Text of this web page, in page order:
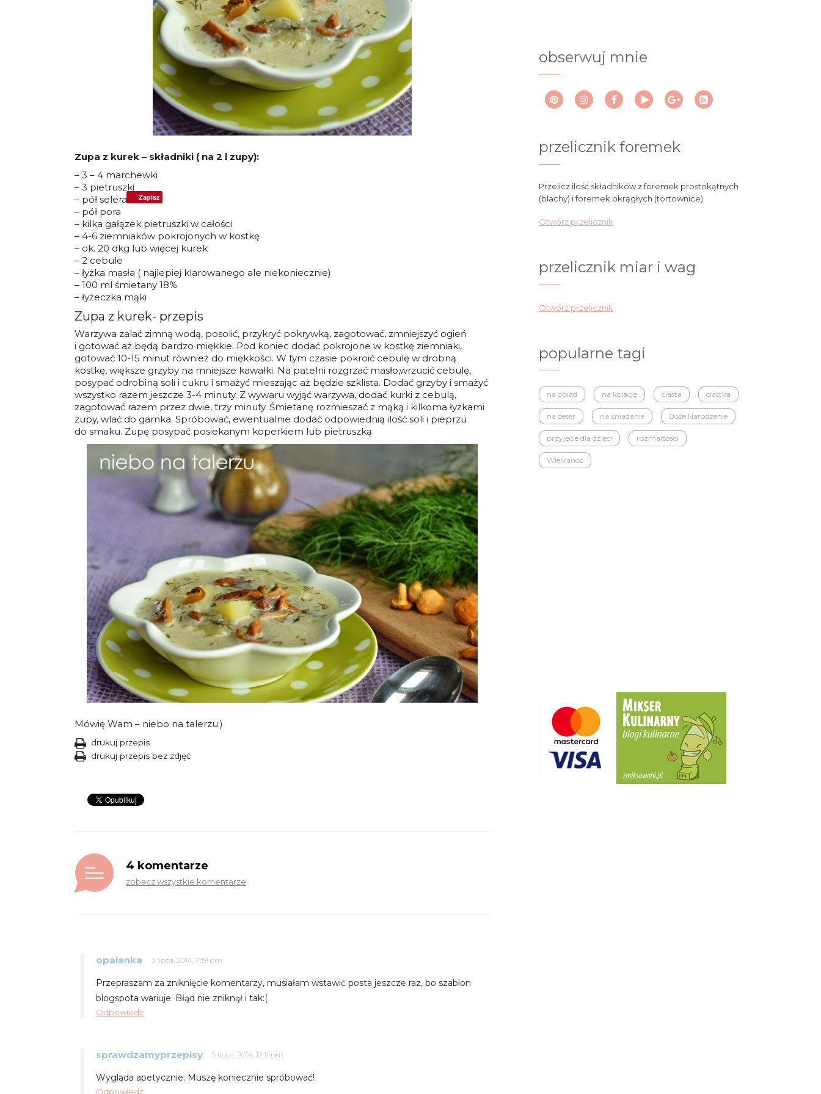
Zupa z kurek – składniki ( na 2 l zupy):
– 3 – 4 marchewki
– 3 pietruszki
– pół selera
– pół pora
– kilka gałązek pietruszki w całości
– 4-6 ziemniaków pokrojonych w kostkę
– ok. 20 dkg lub więcej kurek
– 2 cebule
– łyżka masła ( najlepiej klarowanego ale niekoniecznie)
– 100 ml śmietany 18%
– łyżeczka mąki
Zupa z kurek- przepis
Warzywa zalać zimną wodą, posolić, przykryć pokrywką, zagotować, zmniejszyć ogień
i gotować aż będą bardzo miękkie. Pod koniec dodać pokrojone w kostkę ziemniaki,
gotować 10-15 minut również do miękkości. W tym czasie pokroić cebulę w drobną
kostkę, większe grzyby na mniejsze kawałki. Na patelni rozgrzać masło,wrzucić cebulę,
posypać odrobiną soli i cukru i smażyć mieszając aż będzie szklista. Dodać grzyby i smażyć
wszystko razem jeszcze 3-4 minuty. Z wywaru wyjąć warzywa, dodać kurki z cebulą,
zagotować razem przez dwie, trzy minuty. Śmietanę rozmieszać z mąką i kilkoma łyżkami
zupy, wlać do garnka. Spróbować, ewentualnie dodać odpowiednią ilość soli i pieprzu
do smaku. Zupę posypać posiekanym koperkiem lub pietruszką.
Mówię Wam – niebo na talerzu:)
Zapisz
drukuj przepis
drukuj przepis bez zdjęć
4 komentarze
zobacz wszystkie komentarze
opalanka 3 lipca, 2014, 7:19 pm
Przepraszam za zniknięcie komentarzy, musiałam wstawić posta jeszcze raz, bo szablon
blogspota wariuje. Błąd nie zniknął i tak:(
Odpowiedz
sprawdzamyprzepisy 5 lipca, 2014, 12:11 pm
Wygląda apetycznie. Muszę koniecznie spróbować!
Odpowiedz
obserwuj mnie
przelicznik foremek
Przelicz ilość składników z foremek prostokątnych
(blachy) i foremek okrągłych (tortownice)
Otwórz przelicznik
przelicznik miar i wag
Otwórz przelicznik
popularne tagi
na obiad na kolację ciasta ciastka
na deser na śniadanie Boże Narodzenie
przyjęcie dla dzieci rozmaitości
Wielkanoc